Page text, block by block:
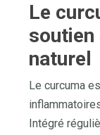
Le
naturel
Le curcuma
Intégré